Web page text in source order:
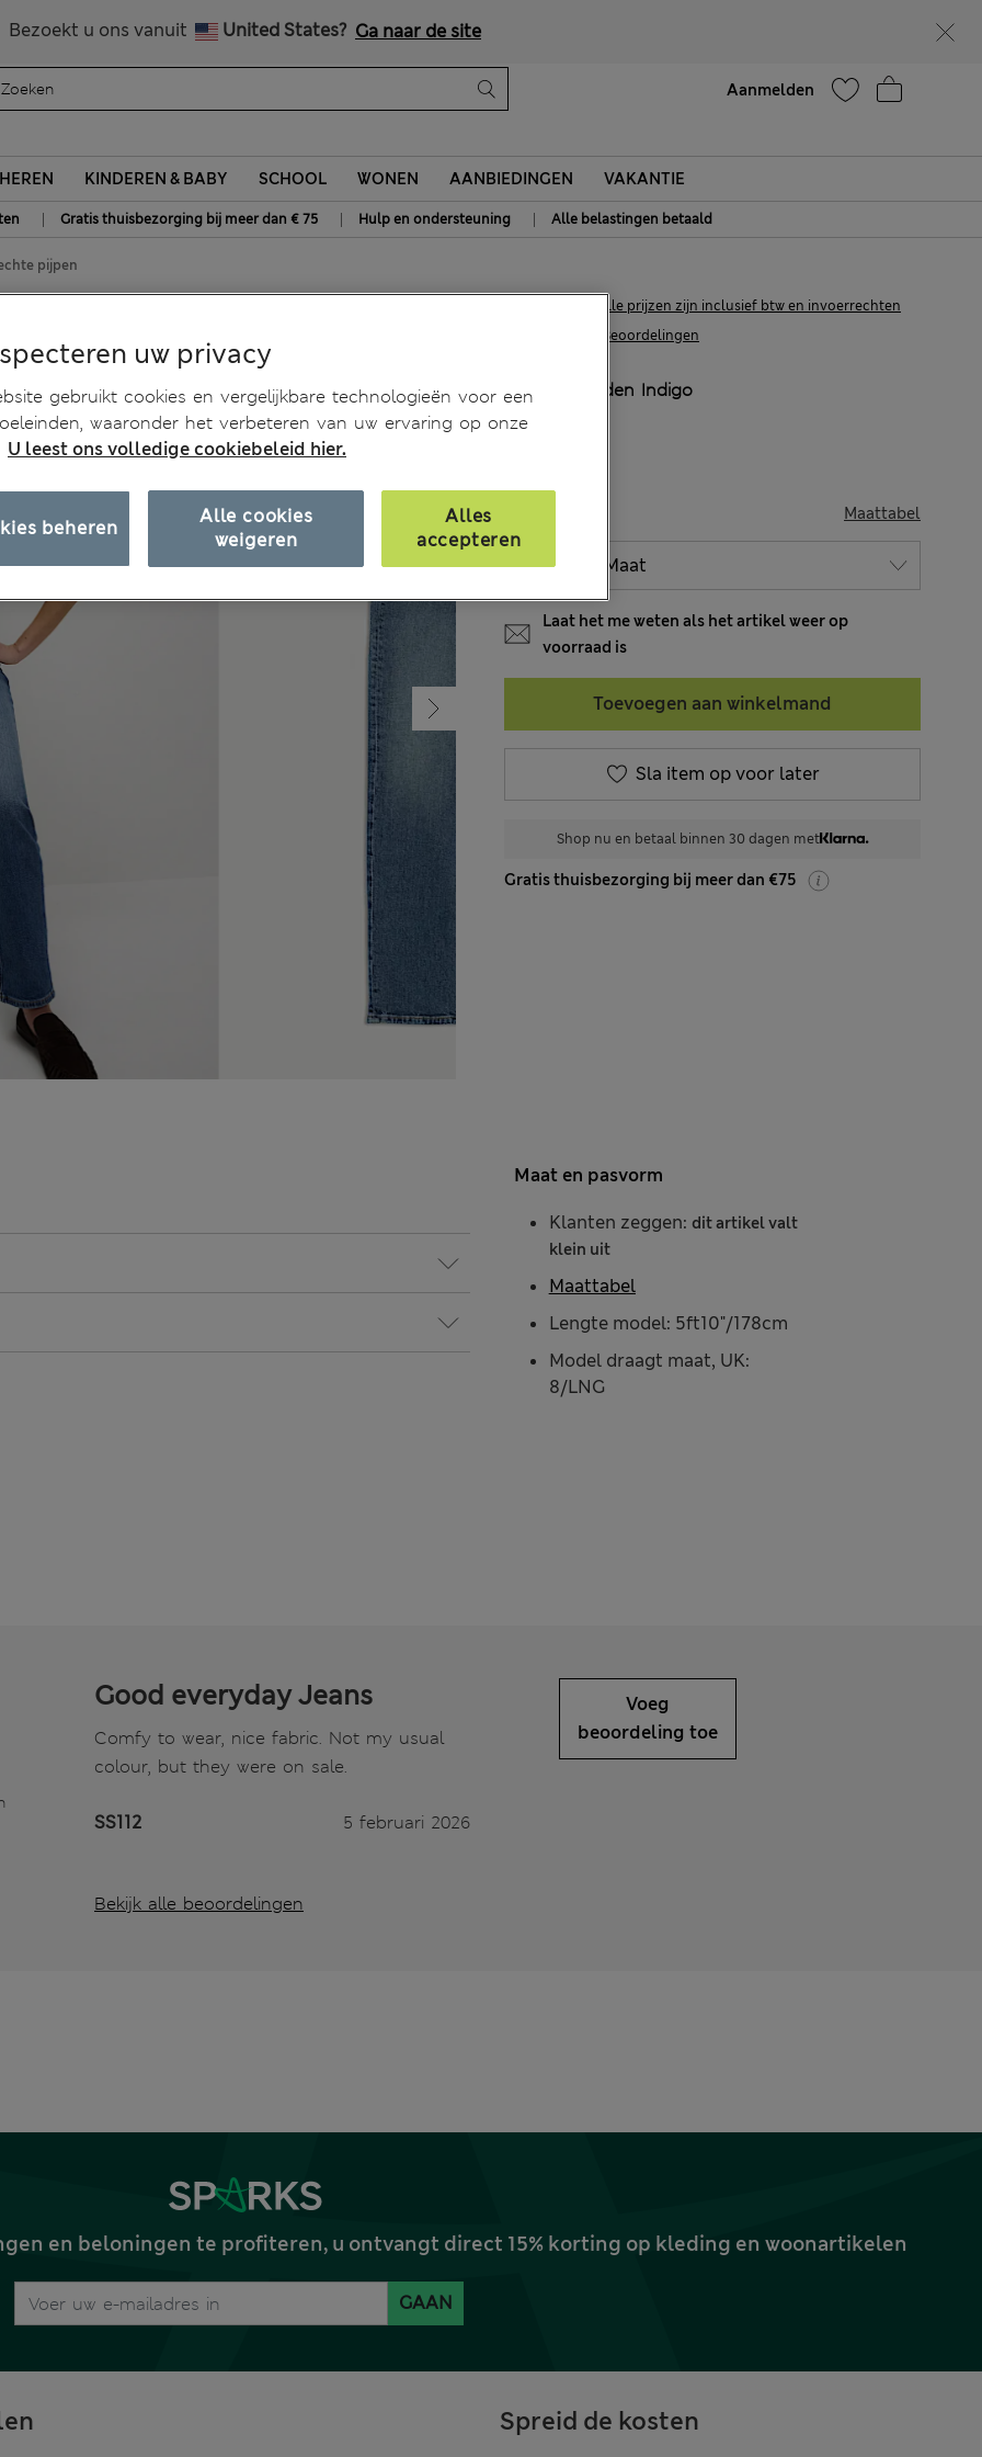
Bezoekt u ons vanuit United States? Ga naar de site
Aanmelden
HEREN KINDEREN & BABY SCHOOL WONEN AANBIEDINGEN VAKANTIE
| Gratis thuisbezorging bij meer dan € 75 | Hulp en ondersteuning | Alle belastingen betaald
pijpen
en rechte pijpen 120 Beoordelingen
€46,00 Alle prijzen zijn inclusief btw en invoerrechten
KLEUR: Midden Indigo
Maattabel
Laat het me weten als het artikel weer op
voorraad is
Toevoegen aan winkelmand
Sla item op voor later
Shop nu en betaal binnen 30 dagen met
Gratis thuisbezorging bij meer dan €75
Maat en pasvorm
Klanten zeggen: dit artikel valt
klein uit
Lengte model: 5ft10"/178cm
Model draagt maat, UK:
8/LNG
Maattabel
Good everyday Jeans
Comfy to wear, nice fabric. Not my usual
colour, but they were on sale.
SS112 5 februari 2026
Bekijk alle beoordelingen
Voeg
beoordeling toe
en beloningen te profiteren, u ontvangt direct 15% korting op kleding en woonartikelen
GAAN
Spreid de kosten
uw privacy
gebruikt cookies en vergelijkbare technologieën voor een
waaronder het verbeteren van uw ervaring op onze
U leest ons volledige cookiebeleid hier.
Alle cookies
weigeren
Alles
accepteren
beheren